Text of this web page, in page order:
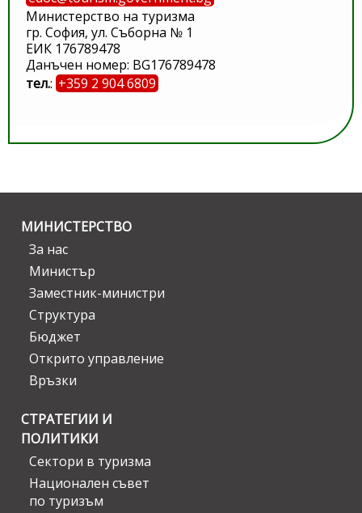
Министерство на туризма
гр. София, ул. Съборна № 1
ЕИК 176789478
Данъчен номер: BG176789478
тел.: +359 2 904 6809
МИНИСТЕРСТВО
За нас
Министър
Заместник-министри
Структура
Бюджет
Открито управление
Връзки
СТРАТЕГИИ И
ПОЛИТИКИ
Сектори в туризма
Национален съвет
по туризъм